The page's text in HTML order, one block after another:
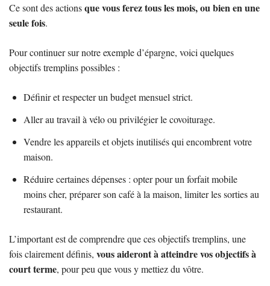
Ce sont des actionsque vous ferez tous les mois, ou bien en une
seule fois.
Pour continuer sur notre exemple d’épargne, voici quelques
objectifs tremplins possibles :
Définir et respecter un budget mensuel strict.
Aller au travail à vélo ou privilégier le covoiturage.
Vendre les appareils et objets inutilisés qui encombrent votre
maison.
Réduire certaines dépenses : opter pour un forfait mobile
moins cher, préparer son café à la maison, limiter les sorties au
restaurant.
L’important est de comprendre que ces objectifs tremplins, une
fois clairement définis, vous aideront à atteindre vos objectifs à
court terme, pour peu que vous y mettiez du vôtre.